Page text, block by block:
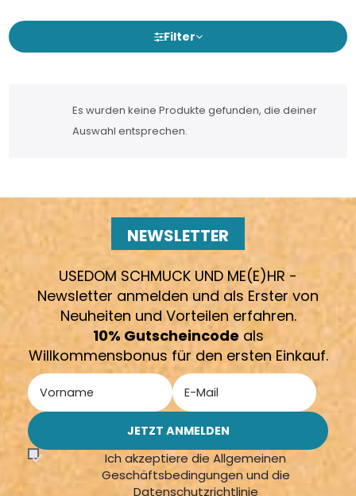
Filter
Es wurden keine Produkte gefunden, die deiner
Auswahl entsprechen.
NEWSLETTER
USEDOM SCHMUCK UND ME(E)HR -
Newsletter anmelden und als Erster von
Neuheiten und Vorteilen erfahren.
10% Gutscheincode als
Willkommensbonus für den ersten Einkauf.
Ich akzeptiere die Allgemeinen
Geschäftsbedingungen und die
Datenschutzrichtlinie